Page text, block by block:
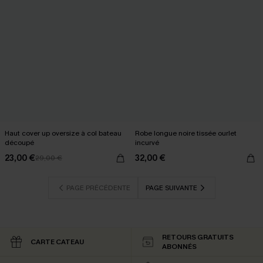
Haut cover up oversize à col bateau
découpé
23,00 €29,00 €
Robe longue noire tissée ourlet
incurvé
32,00 €
PAGE PRÉCÉDENTE PAGE SUIVANTE
CARTE CATEAU
RETOURS GRATUITS
ABONNÉS